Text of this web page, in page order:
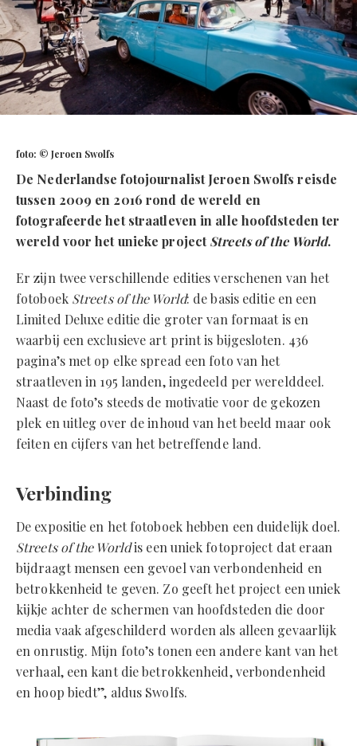
foto: © Jeroen Swolfs
De Nederlandse fotojournalist Jeroen Swolfs reisde
tussen 2009 en 2016 rond de wereld en
fotografeerde het straatleven in alle hoofdsteden ter
wereld voor het unieke projectStreets of the World.
Er zijn twee verschillende edities verschenen van het
fotoboek Streets of the World: de basis editie en een
Limited Deluxe editie die groter van formaat is en
waarbij een exclusieve art print is bijgesloten. 436
pagina’s met op elke spread een foto van het
straatleven in 195 landen, ingedeeld per werelddeel.
Naast de foto’s steeds de motivatie voor de gekozen
plek en uitleg over de inhoud van het beeld maar ook
feiten en cijfers van het betreffende land.
Verbinding
De expositie en het fotoboek hebben een duidelijk doel.
Streets of the Worldis een uniek fotoproject dat eraan
bijdraagt mensen een gevoel van verbondenheid en
betrokkenheid te geven. Zo geeft het project een uniek
kijkje achter de schermen van hoofdsteden die door
media vaak afgeschilderd worden als alleen gevaarlijk
en onrustig. Mijn foto’s tonen een andere kant van het
verhaal, een kant die betrokkenheid, verbondenheid
en hoop biedt”, aldus Swolfs.